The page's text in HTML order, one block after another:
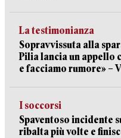
La testimonianza
Sopravvissuta alla
Pilia lancia un appello
e facciamo rumore» –
I soccorsi
Spaventoso incidente
ribalta più volte e